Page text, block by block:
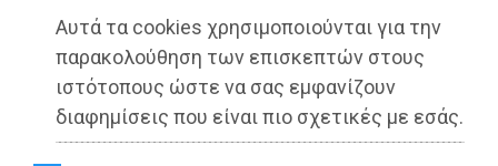
Αυτά τα cookies χρησιμοποιούνται για την
παρακολούθηση των επισκεπτών στους
ιστότοπους ώστε να σας εμφανίζουν
διαφημίσεις που είναι πιο σχετικές με εσάς.
ΑΓΓΕΛΙΕΣ
ΕΦΗΜΕΡΙΔΕΣ
OΔΗΓΟΣ
ΑΓΟΡΑΣ
Προοδευτική Συμμαχία, καταδικάζει
τους βανδαλισμούς στο μνημείο του
Γρηγόρη Λαμπράκη
Διαβάστηκε 6703 φορές